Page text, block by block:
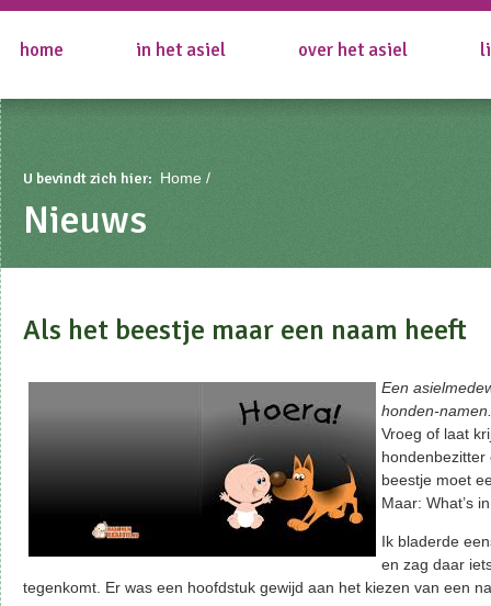
home in het asiel over het asiel
U bevindt zich hier: Home
Nieuws
Als het beestje maar een naam heeft
Een
honden-namen.
Vroeg of laat
beestje moet
Maar: What’s
Ik bladerde
en zag daar
tegenkomt. Er was een hoofdstuk gewijd aan het kiezen van een